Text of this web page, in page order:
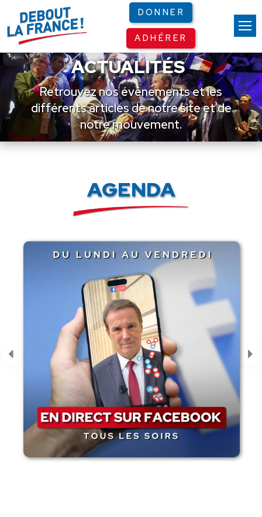
DONNER
ADHÉRER
ACTUALITÉS
Retrouvez nos événements et les
différents articles de notre site et de
notre mouvement.
AGENDA
Panneau de gestion des cookies